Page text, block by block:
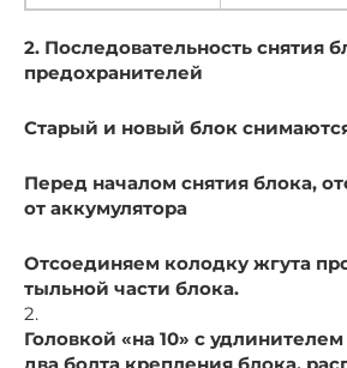
2. Последовательность снятия
предохранителей
Старый и новый блок
Перед началом снятия блока,
от аккумулятора
Отсоединяем колодку жгута
тыльной части блока.
2.
Головкой «на 10» с